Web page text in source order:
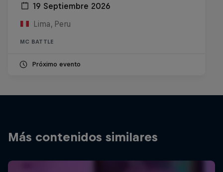
19 Septiembre 2026
Lima, Peru
MC BATTLE
Próximo evento
Más contenidos similares